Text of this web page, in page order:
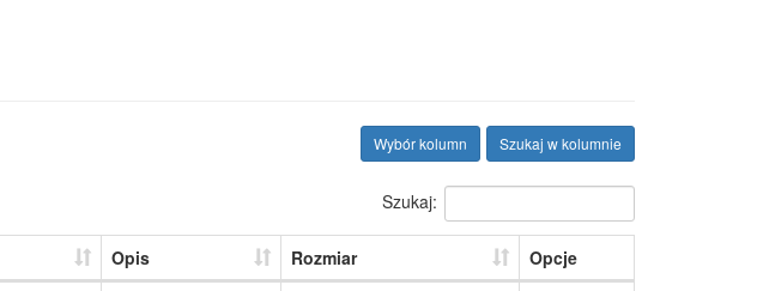
Szukaj w kolumnie
Wybór kolumn
Szukaj:
Opis Rozmiar
Opcje